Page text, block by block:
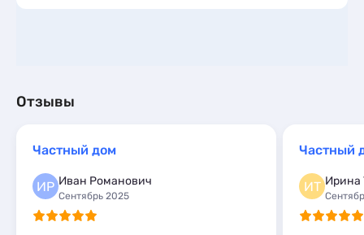
Отзывы
Частный дом
ИР Иван Романович
Сентябрь 2025
Частный
ИТ Ирина